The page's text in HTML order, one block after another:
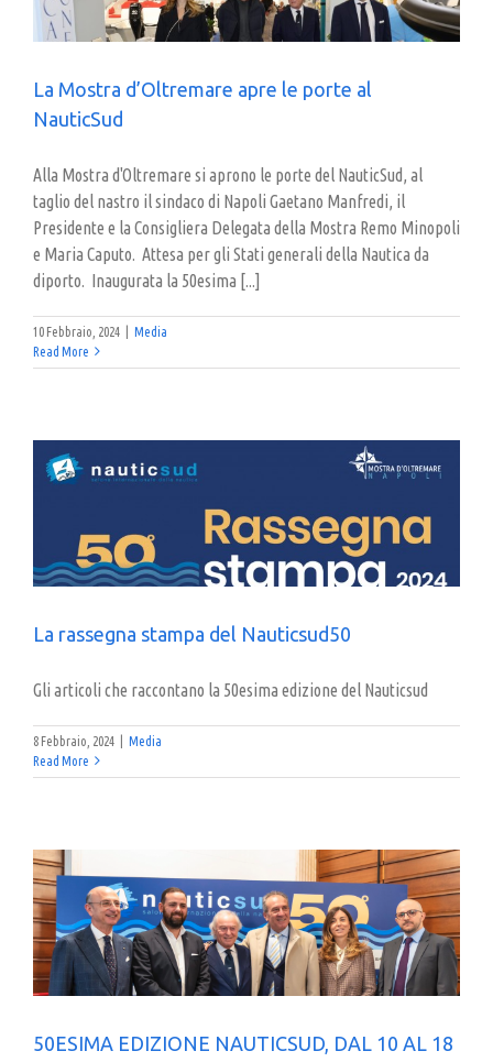
La Mostra d’Oltremare apre le porte al
NauticSud
Alla Mostra d'Oltremare si aprono le porte del NauticSud, al
taglio del nastro il sindaco di Napoli Gaetano Manfredi, il
Presidente e la Consigliera Delegata della Mostra Remo Minopoli
e Maria Caputo. Attesa per gli Stati generali della Nautica da
diporto. Inaugurata la 50esima [...]
10 Febbraio, 2024
Media
Read More
La rassegna stampa del Nauticsud50
Gli articoli che raccontano la 50esima edizione del Nauticsud
8 Febbraio, 2024
Media
Read More
50ESIMA EDIZIONE NAUTICSUD, DAL 10 AL 18